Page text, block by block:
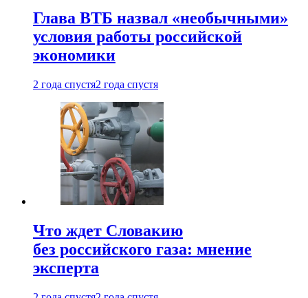
Глава ВТБ назвал «необычными»
условия работы российской
экономики
2 года спустя2 года спустя
Что ждет Словакию
без российского газа: мнение
эксперта